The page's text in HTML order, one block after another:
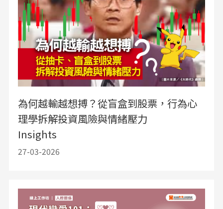
為何越輸越想搏？從盲盒到股票，行為心
理學拆解投資風險與情緒壓力
Insights
27-03-2026